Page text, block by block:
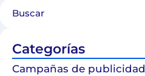
Categorías
Campañas de publicidad